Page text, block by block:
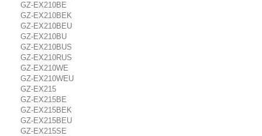
GZ-EX210BE
GZ-EX210BEK
GZ-EX210BEU
GZ-EX210BU
GZ-EX210BUS
GZ-EX210RUS
GZ-EX210WE
GZ-EX210WEU
GZ-EX215
GZ-EX215BE
GZ-EX215BEK
GZ-EX215BEU
GZ-EX215SE